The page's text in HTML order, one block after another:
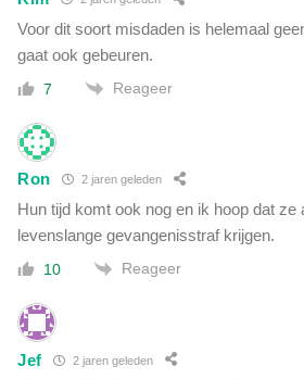
Voor dit soort misdaden is helemaal
gaat ook gebeuren.
7 Reageer
Ron 2 jaren geleden
Hun tijd komt ook nog en ik hoop dat ze
levenslange gevangenisstraf krijgen.
10 Reageer
Jef 2 jaren geleden